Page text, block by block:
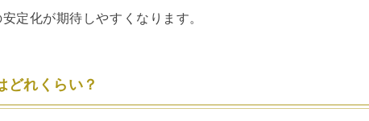
定化が期待しやすくなります。
どれくらい？